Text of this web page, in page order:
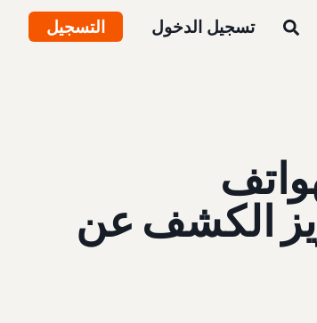
تسجيل الدخول التسجيل
الكشف عن